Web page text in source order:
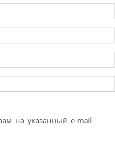
на указанный e-mail